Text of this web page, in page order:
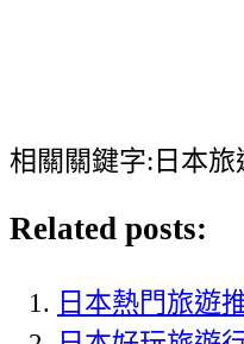
相關關鍵字:日本
Related posts:
日本熱門旅遊